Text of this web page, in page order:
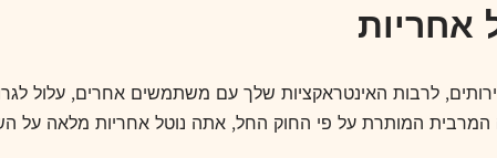
לרבות האינטראקציות שלך עם משתמשים אחרים, עלול לגרור
המרבית המותרת על פי החוק החל, אתה נוטל אחריות מלאה על